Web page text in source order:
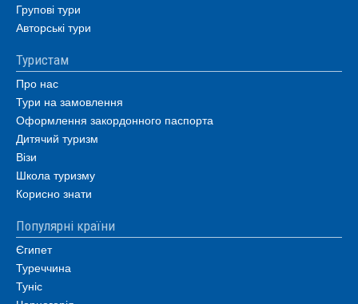
Групові тури
Авторські тури
Туристам
Про нас
Тури на замовлення
Оформлення закордонного паспорта
Дитячий туризм
Візи
Школа туризму
Корисно знати
Популярні країни
Єгипет
Туреччина
Туніс